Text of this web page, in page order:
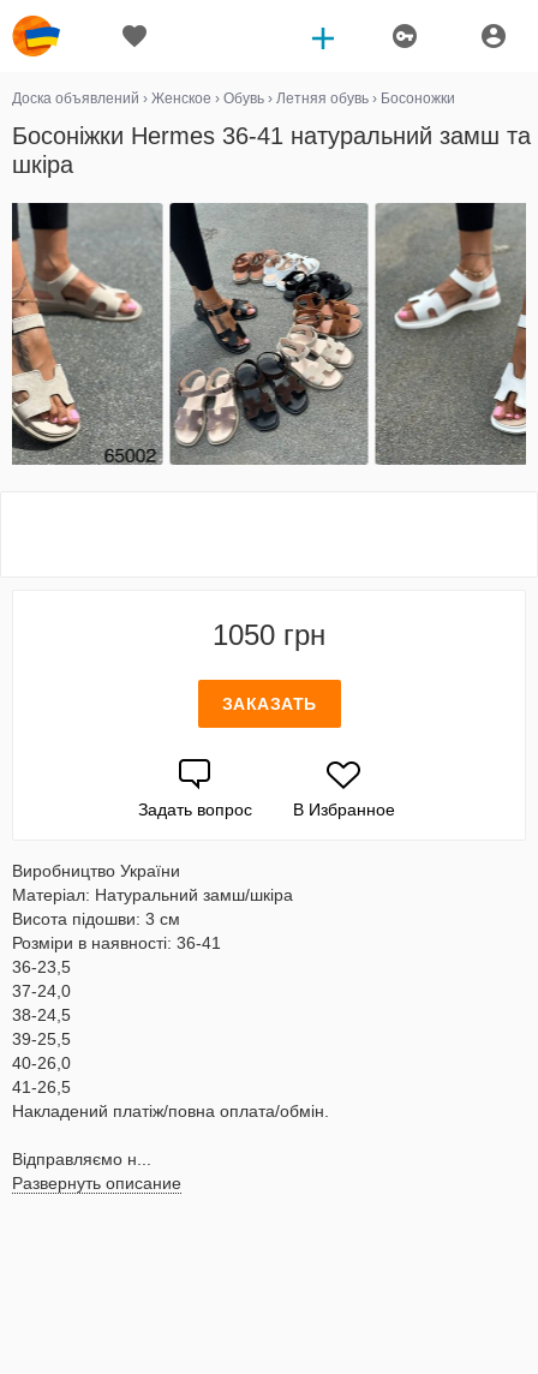
Доска объявлений › Женское › Обувь › Летняя обувь › Босоножки
Босоніжки Hermes 36-41 натуральний замш та
шкіра
1050 грн
ЗАКАЗАТЬ
Задать вопрос В Избранное
Виробництво України
Матеріал: Натуральний замш/шкіра
Висота підошви: 3 см
Розміри в наявності: 36-41
36-23,5
37-24,0
38-24,5
39-25,5
40-26,0
41-26,5
Накладений платіж/повна оплата/обмін.
Відправляємо н...
Развернуть описание